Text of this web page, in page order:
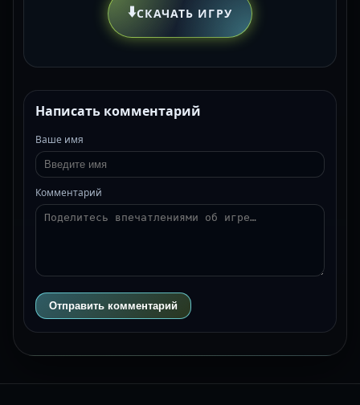
⬇️СКАЧАТЬ ИГРУ
Написать комментарий
Ваше имя
Комментарий
Отправить комментарий